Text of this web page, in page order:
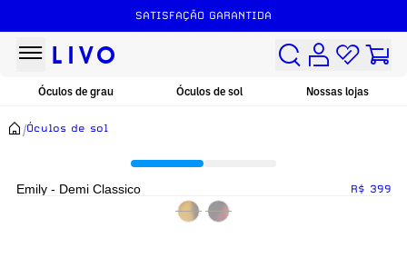
SATISFAÇÃO GARANTIDA
Óculos de grau Óculos de sol Nossas lojas
/Óculos de sol
Emily - Demi Classico R$ 399